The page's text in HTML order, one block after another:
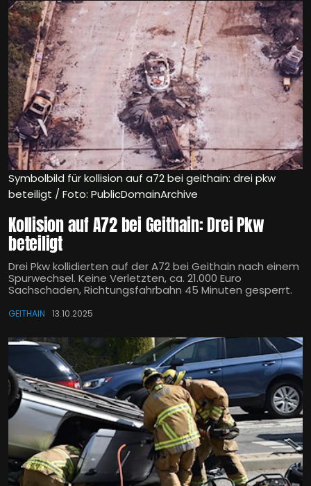
Symbolbild für kollision auf a72 bei geithain: drei pkw
beteiligt / Foto: PublicDomainArchive
Kollision auf A72 bei Geithain: Drei Pkw
beteiligt
Drei Pkw kollidierten auf der A72 bei Geithain nach einem
Spurwechsel. Keine Verletzten, ca. 21.000 Euro
Sachschaden, Richtungsfahrbahn 45 Minuten gesperrt.
GEITHAIN 13.10.2025